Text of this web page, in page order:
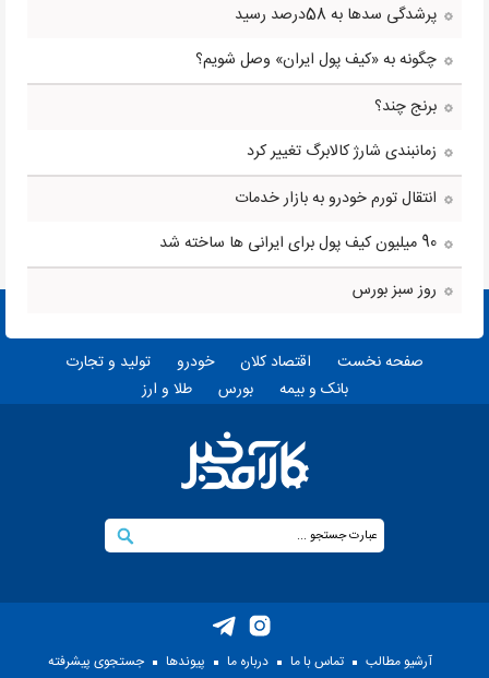
پرشدگی سدها به 58درصد رسید
چگونه به «کیف پول ایران» وصل شویم؟
برنج چند؟
زمانبندی شارژ کالابرگ تغییر کرد
انتقال تورم خودرو به بازار خدمات
90 میلیون کیف پول برای ایرانی ها ساخته شد
روز سبز بورس
صفحه نخست اقتصاد کلان خودرو
تولید و تجارت
بانک و بیمه
بورس طلا و ارز
آرشیو مطالب تماس با ما درباره ما پيوندها جستجوی پيشرفته